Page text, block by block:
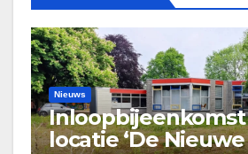
Nieuws
locatie ‘De Nieuwe